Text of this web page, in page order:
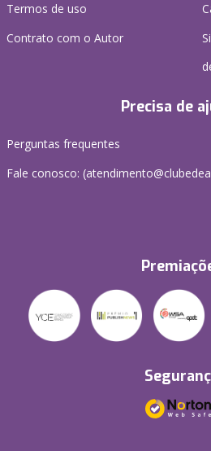
Termos de uso
Contrato com o Autor
Precisa de
Perguntas frequentes
Fale conosco: